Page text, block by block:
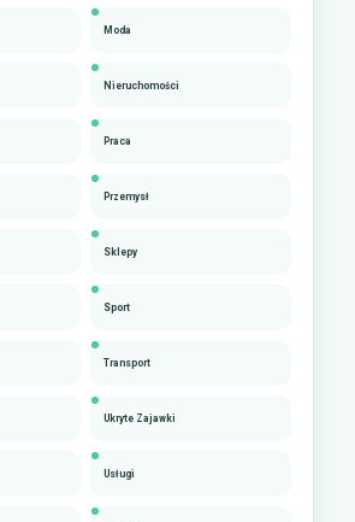
Moda
Nieruchomości
Praca
Przemysł
Sklepy
Sport
Transport
Ukryte Zajawki
Usługi